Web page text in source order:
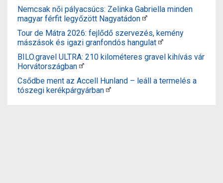
Nemcsak női pályacsúcs: Zelinka Gabriella minden
magyar férfit legyőzött Nagyatádon
Tour de Mátra 2026: fejlődő szervezés, kemény
mászások és igazi granfondós hangulat
BILO.gravel ULTRA: 210 kilométeres gravel kihívás vár
Horvátországban
Csődbe ment az Accell Hunland – leáll a termelés a
tószegi kerékpárgyárban